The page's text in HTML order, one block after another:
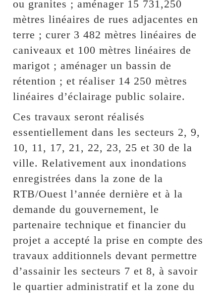
ou granites ; aménager 15 731,250
mètres linéaires de rues adjacentes en
terre ; curer 3 482 mètres linéaires de
caniveaux et 100 mètres linéaires de
marigot ; aménager un bassin de
rétention ; et réaliser 14 250 mètres
linéaires d’éclairage public solaire.
Ces travaux seront réalisés
essentiellement dans les secteurs 2, 9,
10, 11, 17, 21, 22, 23, 25 et 30 de la
ville. Relativement aux inondations
enregistrées dans la zone de la
RTB/Ouest l’année dernière et à la
demande du gouvernement, le
partenaire technique et financier du
projet a accepté la prise en compte des
travaux additionnels devant permettre
d’assainir les secteurs 7 et 8, à savoir
le quartier administratif et la zone du